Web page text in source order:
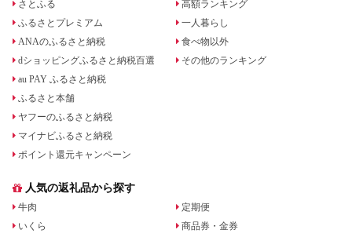
さとふる
ふるさとプレミアム
ANAのふるさと納税
dショッピングふるさと納税百選
au PAY ふるさと納税
ふるさと本舗
ヤフーのふるさと納税
マイナビふるさと納税
ポイント還元キャンペーン
高額ランキング
一人暮らし
食べ物以外
その他のランキング
人気の返礼品から探す
牛肉
いくら
定期便
商品券・金券